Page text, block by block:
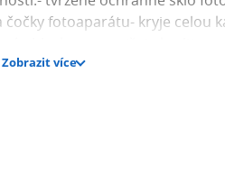
fotoaparátu- kryje celou
- nijak neovlivňuje
Zobrazit více